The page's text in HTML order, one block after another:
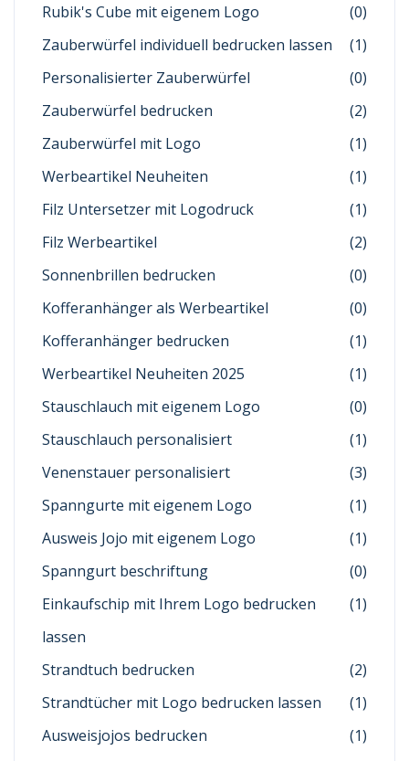
Rubik's Cube mit eigenem Logo
(0)
Zauberwürfel individuell bedrucken lassen
(1)
Personalisierter Zauberwürfel
(0)
Zauberwürfel bedrucken
(2)
Zauberwürfel mit Logo
(1)
Werbeartikel Neuheiten
(1)
Filz Untersetzer mit Logodruck
(1)
Filz Werbeartikel
(2)
Sonnenbrillen bedrucken
(0)
Kofferanhänger als Werbeartikel
(0)
Kofferanhänger bedrucken
(1)
Werbeartikel Neuheiten 2025
(1)
Stauschlauch mit eigenem Logo
(0)
Stauschlauch personalisiert
(1)
Venenstauer personalisiert
(3)
Spanngurte mit eigenem Logo
(1)
Ausweis Jojo mit eigenem Logo
(1)
Spanngurt beschriftung
(0)
Einkaufschip mit Ihrem Logo bedrucken
lassen
(1)
Strandtuch bedrucken
(2)
Strandtücher mit Logo bedrucken lassen
(1)
Ausweisjojos bedrucken
(1)